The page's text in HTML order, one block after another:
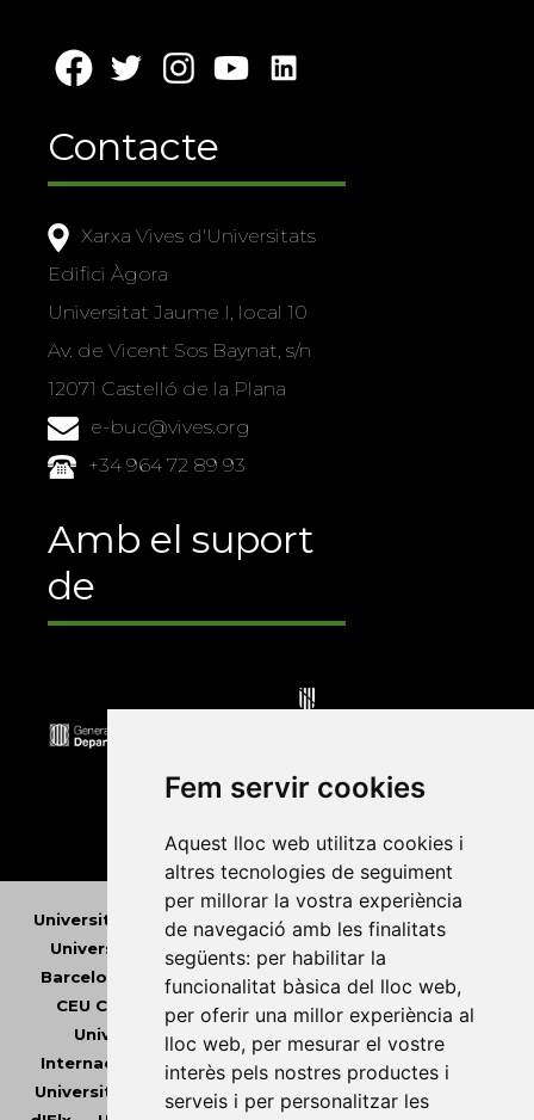
Fem servir cookies
Aquest lloc web utilitza cookies i
altres tecnologies de seguiment
per millorar la vostra experiència
de navegació amb les finalitats
següents: per habilitar la
funcionalitat bàsica del lloc web,
per oferir una millor experiència al
lloc web, per mesurar el vostre
interès pels nostres productes i
serveis i per personalitzar les
Contacte
Xarxa Vives d'Universitats
Edifici Àgora
Universitat Jaume I, local 10
Av. de Vicent Sos Baynat, s/n
12071 Castelló de la Plana
e-buc@vives.org
+34 964 72 89 93
Amb el suport
de
Universitat Abat Oliba CEU • Universitat d'Alacant
Universitat d'Andorra
Universitat Autònoma de
Barcelona
Universitat de Barcelona•
Universitat
CEU Cardenal Herrera
Universitat de Girona
•
Universitat de les Illes Balears
Universitat
Internacional de Catalunya
Universitat Jaume I
Universitat de Lleida•
Universitat Miguel Hernández